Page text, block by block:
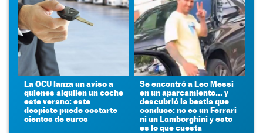
La OCU lanza un aviso a
quienes alquilen un coche
este verano: este
despiste puede costarte
cientos de euros
Se encontró a Leo Messi
en un aparcamiento... y
descubrió la bestia que
conduce: no es un Ferrari
ni un Lamborghini y esto
es lo que cuesta